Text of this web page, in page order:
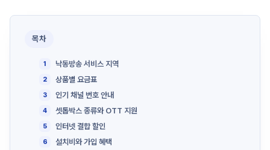
목차
낙동방송 서비스 지역
상품별 요금표
인기 채널 번호 안내
셋톱박스 종류와 OTT 지원
인터넷 결합 할인
설치비와 가입 혜택